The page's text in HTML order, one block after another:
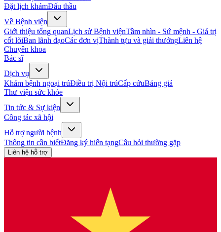
Đặt lịch khámĐấu thầu
Về Bệnh viện
Giới thiệu tổng quanLịch sử Bệnh việnTầm nhìn - Sứ mệnh - Giá trị
cốt lõiBan lãnh đạoCác đơn vịThành tựu và giải thưởngLiên hệ
Chuyên khoa
Bác sĩ
Dịch vụ
Khám bệnh ngoại trúĐiều trị Nội trúCấp cứuBảng giá
Thư viện sức khỏe
Tin tức & Sự kiện
Công tác xã hội
Hỗ trợ người bệnh
Thông tin cần biếtĐăng ký hiến tạngCâu hỏi thường gặp
Liên hệ hỗ trợ